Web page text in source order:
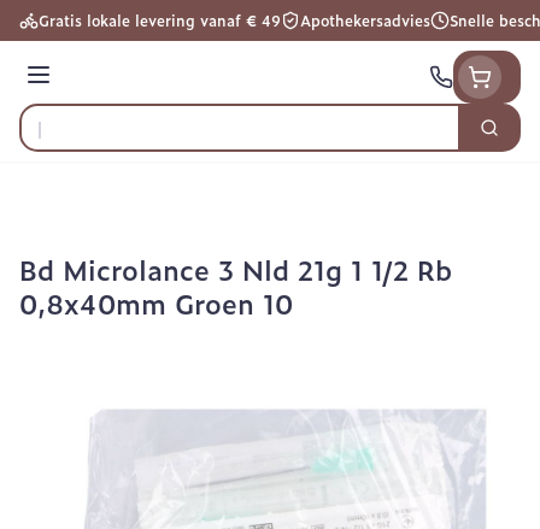
Ga naar de inhoud
Gratis lokale levering vanaf € 49 Apothekersadvies Snelle
Menu
Product, merk, categorie...
Zoek
Bd Microlance 3 Nld 21g 1 1/2 Rb
0,8x40mm Groen 10